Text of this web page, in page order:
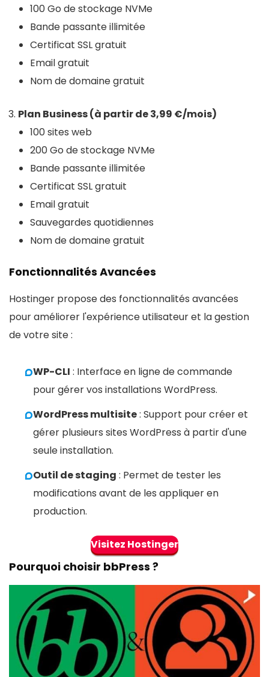
100 Go de stockage NVMe
Bande passante illimitée
Certificat SSL gratuit
Email gratuit
Nom de domaine gratuit
Plan Business (à partir de 3,99 €/mois)
100 sites web
200 Go de stockage NVMe
Bande passante illimitée
Certificat SSL gratuit
Email gratuit
Sauvegardes quotidiennes
Nom de domaine gratuit
Fonctionnalités Avancées
Hostinger propose des fonctionnalités avancées
pour améliorer l'expérience utilisateur et la gestion
de votre site :
WP-CLI : Interface en ligne de commande
pour gérer vos installations WordPress.
WordPress multisite: Support pour créer et
gérer plusieurs sites WordPress à partir d'une
seule installation.
Outil de staging : Permet de tester les
modifications avant de les appliquer en
production.
Visitez Hostinger
Pourquoi choisir bbPress ?